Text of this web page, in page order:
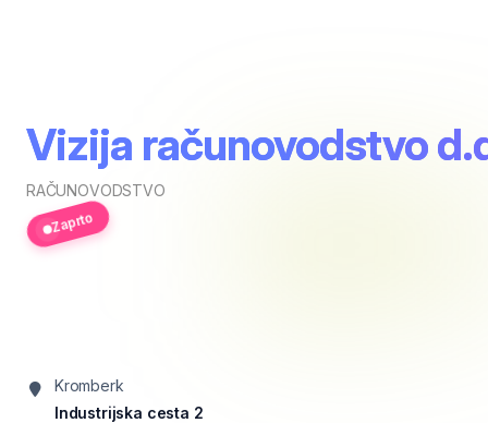
Vizija računovodstvo
RAČUNOVODSTVO
Zaprto
Kromberk
Industrijska cesta 2